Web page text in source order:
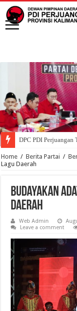
DPC PDI
Home / Berita Partai /
Lagu Daerah
Budayakan
Daerah
Web Admin
Leave a comment